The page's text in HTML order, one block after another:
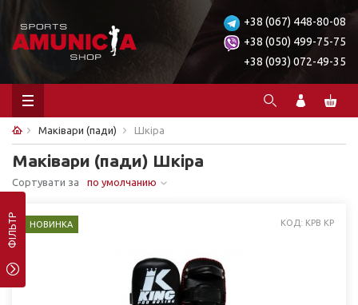
+38 (067) 448-80-08
+38 (050) 499-75-75
+38 (093) 072-49-35
Маківари (пади) Шкіра
Маківари (пади) Шкіра
Сортувати за по умолчанию
ФІЛЬТР НОВИНКА КОД: KPB KP